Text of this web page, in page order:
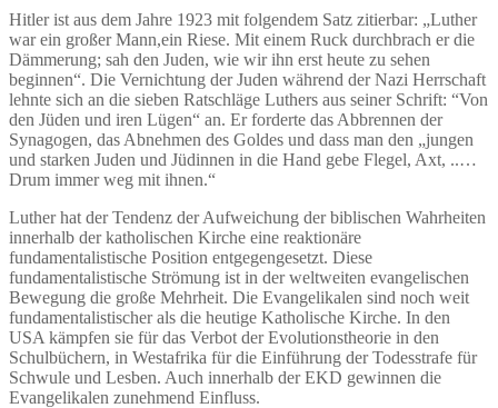
Hitler ist aus dem Jahre 1923 mit folgendem Satz zitierbar: „Luther
war ein großer Mann,ein Riese. Mit einem Ruck durchbrach er die
Dämmerung; sah den Juden, wie wir ihn erst heute zu sehen
beginnen“. Die Vernichtung der Juden während der Nazi Herrschaft
lehnte sich an die sieben Ratschläge Luthers aus seiner Schrift: “Von
den Jüden und iren Lügen“ an. Er forderte das Abbrennen der
Synagogen, das Abnehmen des Goldes und dass man den „jungen
und starken Juden und Jüdinnen in die Hand gebe Flegel, Axt, ..…
Drum immer weg mit ihnen.“
Luther hat der Tendenz der Aufweichung der biblischen Wahrheiten
innerhalb der katholischen Kirche eine reaktionäre
fundamentalistische Position entgegengesetzt. Diese
fundamentalistische Strömung ist in der weltweiten evangelischen
Bewegung die große Mehrheit. Die Evangelikalen sind noch weit
fundamentalistischer als die heutige Katholische Kirche. In den
USA kämpfen sie für das Verbot der Evolutionstheorie in den
Schulbüchern, in Westafrika für die Einführung der Todesstrafe für
Schwule und Lesben. Auch innerhalb der EKD gewinnen die
Evangelikalen zunehmend Einfluss.